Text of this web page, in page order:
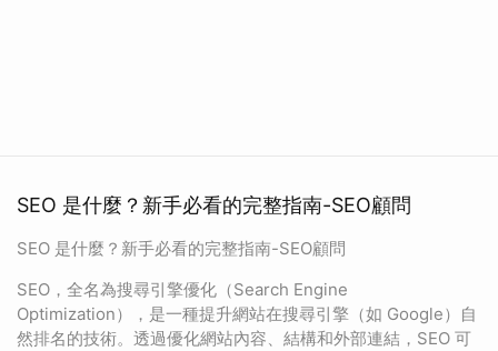
SEO 是什麼？新手必看的完整指南-SEO顧問
SEO 是什麼？新手必看的完整指南-SEO顧問
SEO，全名為搜尋引擎優化（Search Engine
Optimization），是一種提升網站在搜尋引擎（如 Google）自
然排名的技術。透過優化網站內容、結構和外部連結，SEO 可